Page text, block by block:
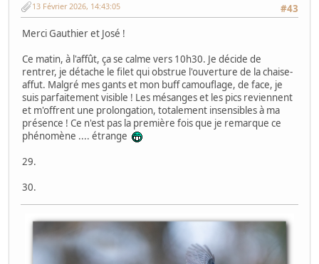
#43
13 Février 2026, 14:43:05
Merci Gauthier et José !
Ce matin, à l'affût, ça se calme vers 10h30. Je décide de
rentrer, je détache le filet qui obstrue l'ouverture de la chaise-
affut. Malgré mes gants et mon buff camouflage, de face, je
suis parfaitement visible ! Les mésanges et les pics reviennent
et m'offrent une prolongation, totalement insensibles à ma
présence ! Ce n'est pas la première fois que je remarque ce
phénomène .... étrange
29.
30.